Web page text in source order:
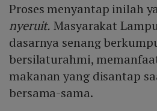
Proses menyantap inilah
nyeruit. Masyarakat
dasarnya senang
bersilaturahmi,
makanan yang disantap
bersama-sama.